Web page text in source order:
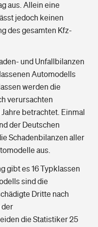
aus. Allein eine
jedoch keinen
des gesamten Kfz-
und Unfallbilanzen
Automodells
werden die
verursachten
betrachtet. Einmal
der Deutschen
Schadenbilanzen aller
aus.
gibt es 16 Typklassen
sind die
Dritte nach
der
die Statistiker 25